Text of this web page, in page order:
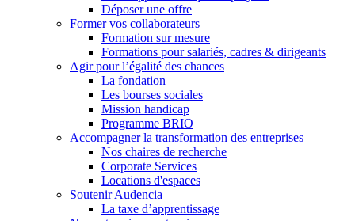
Déposer une offre
Former vos collaborateurs
Formation sur mesure
Formations pour salariés, cadres & dirigeants
Agir pour l’égalité des chances
La fondation
Les bourses sociales
Mission handicap
Programme BRIO
Accompagner la transformation des entreprises
Nos chaires de recherche
Corporate Services
Locations d'espaces
Soutenir Audencia
La taxe d’apprentissage